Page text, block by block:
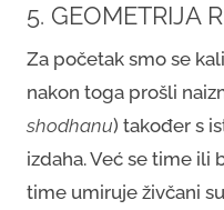
5. GEOMETRIJA
Za početak smo se
nakon toga prošli
shodhanu) također s
izdaha. Već se time ili
time umiruje živčani